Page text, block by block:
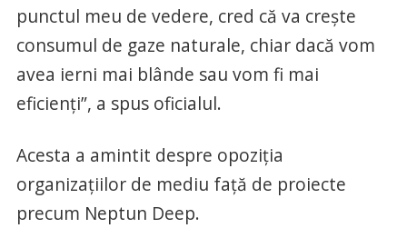
punctul meu de vedere, cred că va creşte
consumul de gaze naturale, chiar dacă vom
avea ierni mai blânde sau vom fi mai
eficienţi”, a spus oficialul.
Acesta a amintit despre opoziţia
organizaţiilor de mediu faţă de proiecte
precum Neptun Deep.